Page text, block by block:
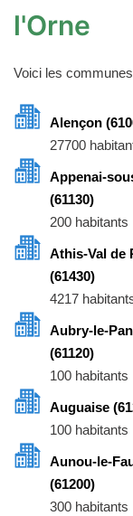
l'Orne
Voici les
Alençon
27700
Appenai-
(61130)
200 habitants
Athis-Val de
(61430)
4217
Aubry-le-
(61120)
100 habitants
Auguaise
100 habitants
Aunou-le-
(61200)
300 habitants